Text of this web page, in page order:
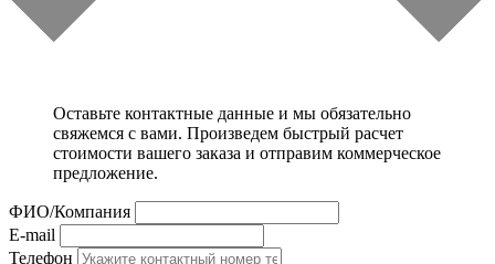
Оставьте контактные данные и мы обязательно
свяжемся с вами. Произведем быстрый расчет
стоимости вашего заказа и отправим коммерческое
предложение.
ФИО/Компания
E-mail
Телефон